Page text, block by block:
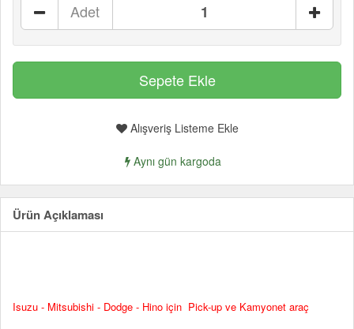
Adet
Alışveriş Listeme Ekle
Aynı gün kargoda
Ürün Açıklaması
Isuzu - Mitsubishi - Dodge - Hino için Pick-up ve Kamyonet araç